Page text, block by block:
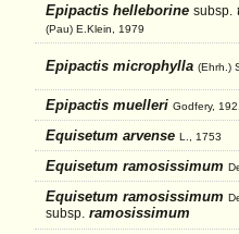
Epipactis helleborine subsp.
(Pau) E.Klein, 1979
Epipactis microphylla (Ehrh.)
Epipactis muelleri Godfery,
Equisetum arvense L., 1753
Equisetum ramosissimum
Equisetum ramosissimum
subsp. ramosissimum